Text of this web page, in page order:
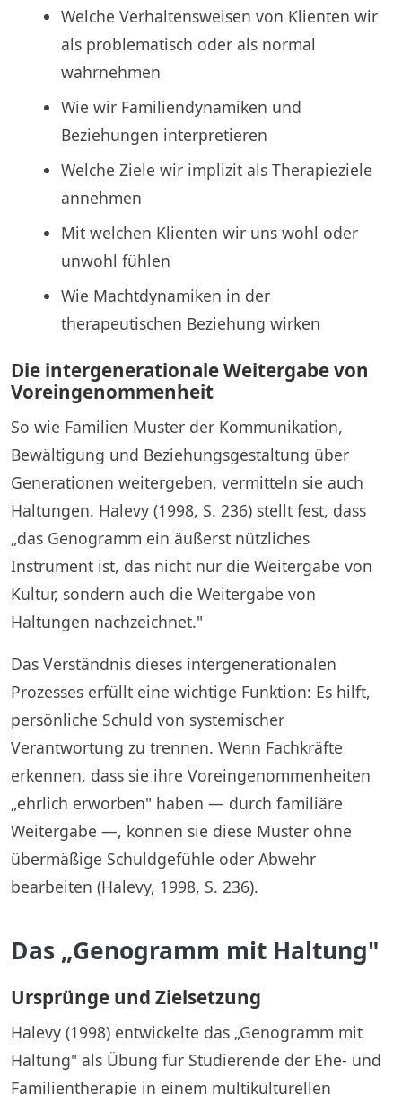
Welche Verhaltensweisen von Klienten wir
als problematisch oder als normal
wahrnehmen
Wie wir Familiendynamiken und
Beziehungen interpretieren
Welche Ziele wir implizit als Therapieziele
annehmen
Mit welchen Klienten wir uns wohl oder
unwohl fühlen
Wie Machtdynamiken in der
therapeutischen Beziehung wirken
Die intergenerationale Weitergabe von
Voreingenommenheit
So wie Familien Muster der Kommunikation,
Bewältigung und Beziehungsgestaltung über
Generationen weitergeben, vermitteln sie auch
Haltungen. Halevy (1998, S. 236) stellt fest, dass
„das Genogramm ein äußerst nützliches
Instrument ist, das nicht nur die Weitergabe von
Kultur, sondern auch die Weitergabe von
Haltungen nachzeichnet."
Das Verständnis dieses intergenerationalen
Prozesses erfüllt eine wichtige Funktion: Es hilft,
persönliche Schuld von systemischer
Verantwortung zu trennen. Wenn Fachkräfte
erkennen, dass sie ihre Voreingenommenheiten
„ehrlich erworben" haben — durch familiäre
Weitergabe —, können sie diese Muster ohne
übermäßige Schuldgefühle oder Abwehr
bearbeiten (Halevy, 1998, S. 236).
Das „Genogramm mit Haltung"
Ursprünge und Zielsetzung
Halevy (1998) entwickelte das „Genogramm mit
Haltung" als Übung für Studierende der Ehe- und
Familientherapie in einem multikulturellen